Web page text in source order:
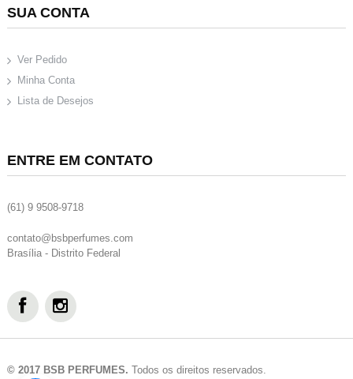
SUA CONTA
Ver Pedido
Minha Conta
Lista de Desejos
ENTRE EM CONTATO
(61) 9 9508-9718
contato@bsbperfumes.com
Brasília - Distrito Federal
© 2017 BSB PERFUMES. Todos os direitos reservados.